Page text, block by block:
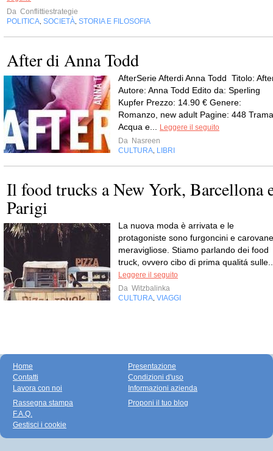
Da Conflittiestrategie
POLITICA SOCIETÀ STORIA E FILOSOFIA
After di Anna Todd
AfterSerie Afterdi Anna Todd Titolo:
Autore: Anna Todd Edito da: Sperling
Kupfer Prezzo: 14.90 € Genere:
Romanzo, new adult Pagine: 448
Acqua e...
Leggere il seguito
Da Nasreen
CULTURA LIBRI
Il food trucks a New York, Barcellona
Parigi
La nuova moda è arrivata e le
protagoniste sono furgoncini e carovane
meravigliose. Stiamo parlando dei food
truck, ovvero cibo di prima qualitá
Leggere il seguito
Da Witzbalinka
CULTURA VIAGGI
Home
Contatti
Lavora con noi
Presentazione
Condizioni d'uso
Informazioni azienda
Rassegna stampa
F.A.Q.
Gestisci i cookie
Proponi il tuo blog